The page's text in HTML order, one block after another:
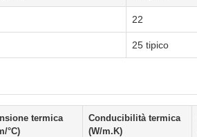
22
25 tipico
termica
°C)
Conducibilità termica
(W/m.K)